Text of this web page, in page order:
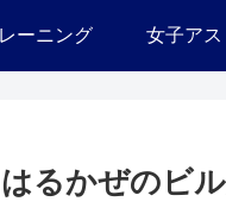
レーニング 女子ア
はるかぜのビ